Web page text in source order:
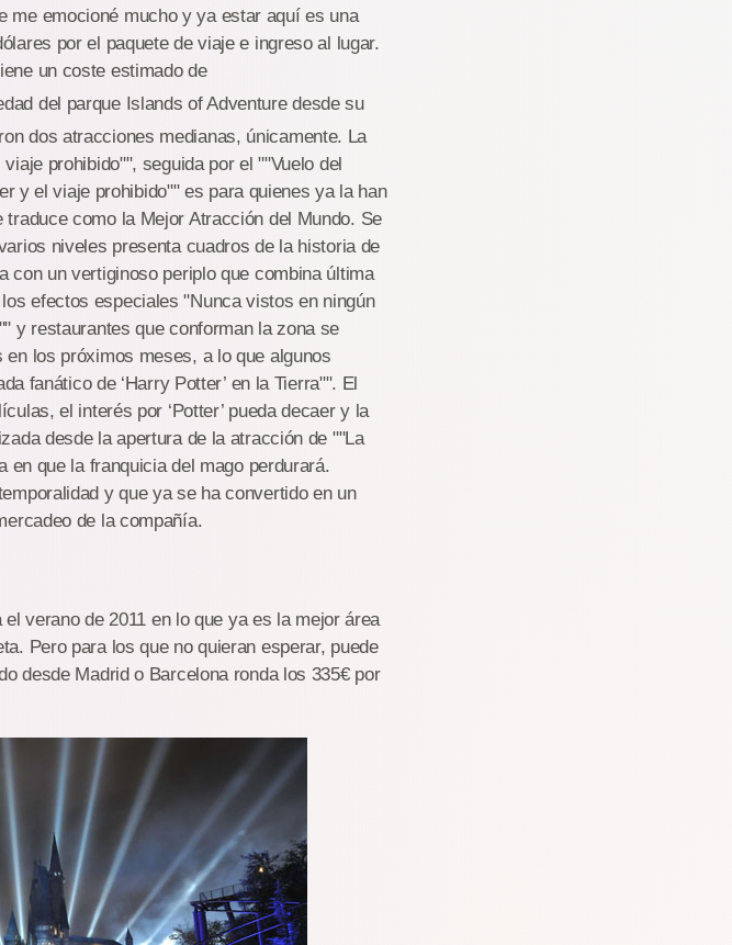
me emocioné mucho y ya estar aquí es una
por el paquete de viaje e ingreso al lugar.
un coste estimado de
del parque Islands of Adventure desde su
dos atracciones medianas, únicamente. La
prohibido"", seguida por el ""Vuelo del
y el viaje prohibido"" es para quienes ya la han
como la Mejor Atracción del Mundo. Se
niveles presenta cuadros de la historia de
con un vertiginoso periplo que combina última
efectos especiales "Nunca vistos en ningún
y restaurantes que conforman la zona se
los próximos meses, a lo que algunos
fanático de ‘Harry Potter’ en la Tierra"". El
el interés por ‘Potter’ pueda decaer y la
desde la apertura de la atracción de ""La
que la franquicia del mago perdurará.
y que ya se ha convertido en un
de la compañía.
verano de 2011 en lo que ya es la mejor área
Pero para los que no quieran esperar, puede
desde Madrid o Barcelona ronda los 335€ por